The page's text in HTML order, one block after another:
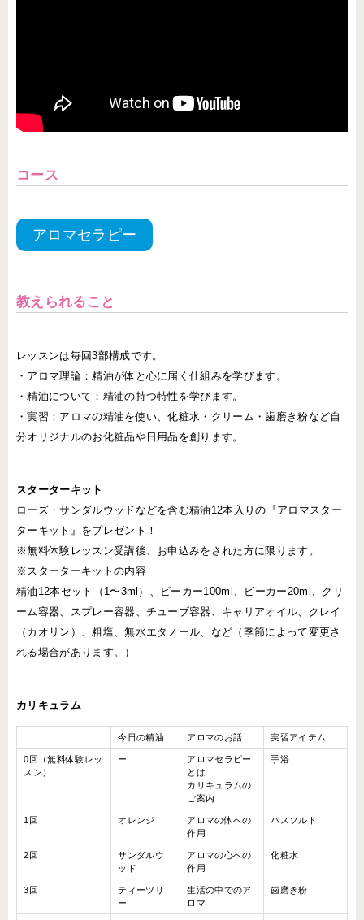
コース
アロマセラピー
教えられること
レッスンは毎回3部構成です。
・アロマ理論：精油が体と心に届く仕組みを学びます。
・精油について：精油の持つ特性を学びます。
・実習：アロマの精油を使い、化粧水・クリーム・歯磨き粉など自
分オリジナルのお化粧品や日用品を創ります。
スターターキット
ローズ・サンダルウッドなどを含む精油12本入りの『アロマスター
ターキット』をプレゼント！
※無料体験レッスン受講後、お申込みをされた方に限ります。
※スターターキットの内容
精油12本セット（1〜3ml）、ビーカー100ml、ビーカー20ml、クリ
ーム容器、スプレー容器、チューブ容器、キャリアオイル、クレイ
（カオリン）、粗塩、無水エタノール、など（季節によって変更さ
れる場合があります。）
カリキュラム
今日の精油 アロマのお話 実習アイテム
0回（無料体験レッ
スン）
ー
アロマセラピー
とは
カリキュラムの
ご案内
手浴
1回 オレンジ
アロマの体への
作用
バスソルト
2回
サンダルウ
ッド
アロマの心への
作用
化粧水
3回
ティーツリ
ー
生活の中でのア
ロマ
歯磨き粉